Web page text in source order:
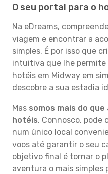
O seu portal para o
Na eDreams,
viagem e encontrar a
simples. É por isso que
intuitiva que lhe
hotéis em Midway em
descobre a sua estadia
Mas somos mais do
hotéis. Connosco, pode
num único local
voos até garantir o seu
objetivo final é tornar o
aventura o mais simples